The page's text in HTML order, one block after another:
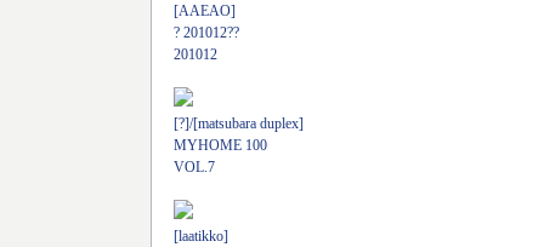
[AAEAO]
? 201012??
201012
[?]/[matsubara duplex]
MYHOME 100
VOL.7
[laatikko]